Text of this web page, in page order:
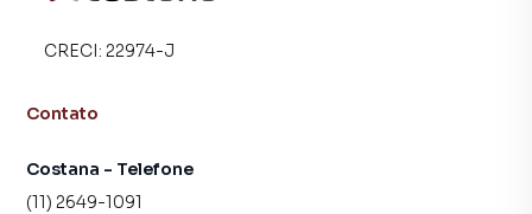
CRECI: 22974-J
Contato
Costana - Telefone
(11) 2649-1091